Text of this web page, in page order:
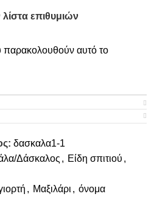
επιθυμιών
αυτό το
δασκαλα1-1
Δάσκαλος , Είδη σπιτιού ,
, Μαξιλάρι , όνομα